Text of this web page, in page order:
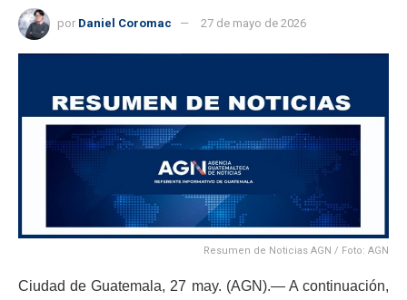
por Daniel Coromac 27 de mayo de 2026
Resumen de Noticias AGN / Foto: AGN
Ciudad de Guatemala, 27 may. (AGN).— A continuación,